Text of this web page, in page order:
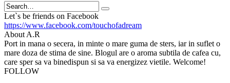
Search
Let`s be friends on Facebook
https://www.facebook.com/touchofadream
About A.R
Port in mana o secera, in minte o mare guma de sters, iar in suflet o
mare doza de stima de sine. Blogul are o aroma subtila de cafea cu,
care sper sa va binedispun si sa va energizez vietile. Welcome!
FOLLOW